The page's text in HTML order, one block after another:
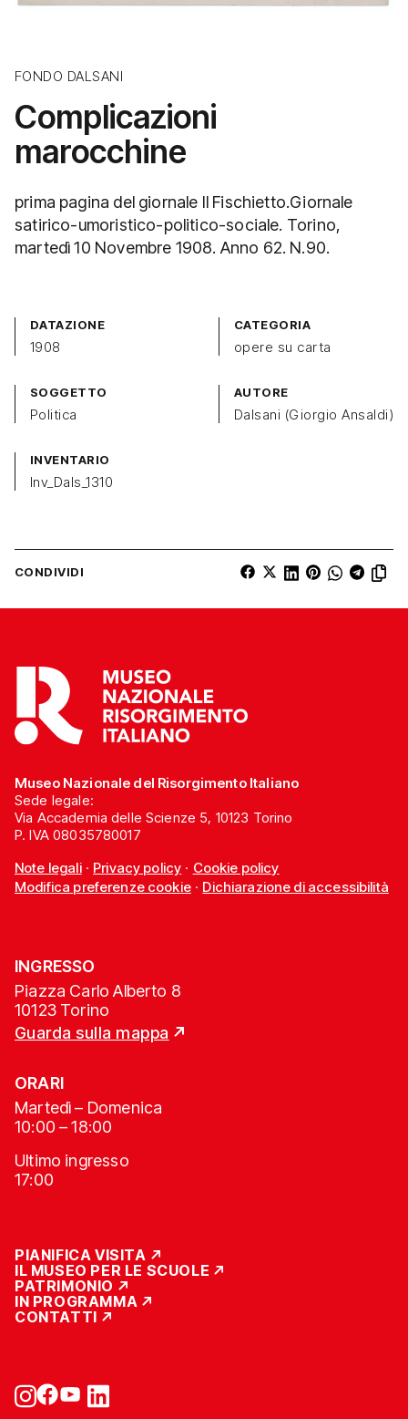
FONDO DALSANI
Complicazioni
marocchine
prima pagina del giornale Il Fischietto.Giornale
satirico-umoristico-politico-sociale. Torino,
martedì 10 Novembre 1908. Anno 62. N.90.
DATAZIONE
1908
CATEGORIA
opere su carta
SOGGETTO
Politica
AUTORE
Dalsani (Giorgio Ansaldi)
INVENTARIO
Inv_Dals_1310
CONDIVIDI
Museo Nazionale del Risorgimento Italiano
Sede legale:
Via Accademia delle Scienze 5, 10123 Torino
P. IVA 08035780017
Note legali· Privacy policy · Cookie policy
Modifica preferenze cookie· Dichiarazione di accessibilità
INGRESSO
Piazza Carlo Alberto 8
10123 Torino
Guarda sulla mappa
ORARI
Martedì – Domenica
10:00 – 18:00
Ultimo ingresso
17:00
PIANIFICA VISITA
IL MUSEO PER LE SCUOLE
PATRIMONIO
IN PROGRAMMA
CONTATTI